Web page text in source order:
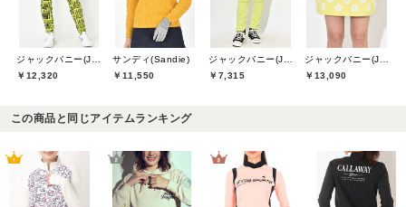
ジャックバニー(Jack Bunny)
￥12,320
サンディ(Sandie)
￥11,550
ジャックバニー(Jack Bunny)
￥7,315
ジャックバニー(Jack Bunny)
￥13,090
この商品と同じアイテムランキング